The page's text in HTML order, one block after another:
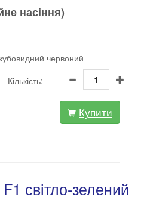
насіння)
червоний
Кількість:
Купити
світло-зелений